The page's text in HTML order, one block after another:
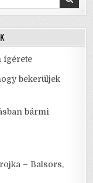
ígérete
bekerüljek
bármi
– Balsors,